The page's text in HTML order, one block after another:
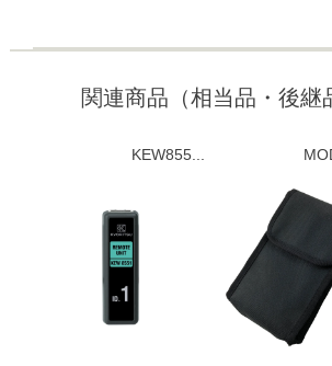
関連商品（相当品・後継
KEW855...